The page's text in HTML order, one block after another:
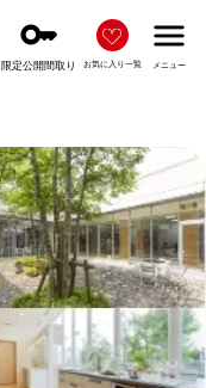
key
限定公開間取り お気に入り一覧
menu
メニュー